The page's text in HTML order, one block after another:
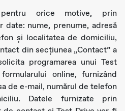
orice motive, prin
date: nume, prenume, adresă
și localitatea de domiciliu,
din secțiunea „Contact” a
programarea unui Test
online, furnizând
de e-mail, numărul de telefon
Datele furnizate prin